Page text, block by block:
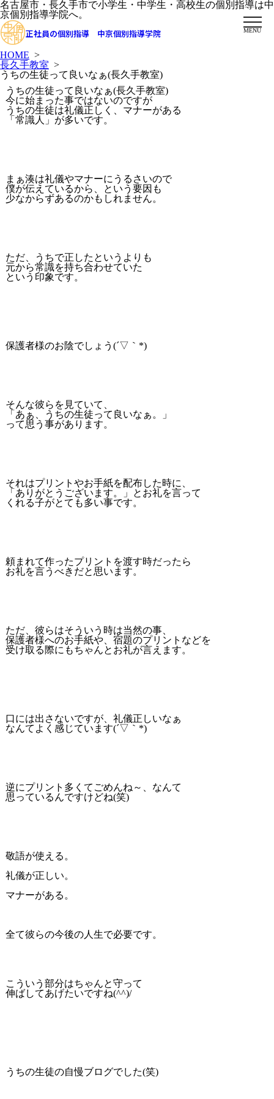
名古屋市・長久手市で小学生・中学生・高校生の個別指導は中
京個別指導学院へ。
正社員の個別指導 中京個別指導学院 MENU
HOME >
長久手教室 >
うちの生徒って良いなぁ(長久手教室)
うちの生徒って良いなぁ(長久手教室)
今に始まった事ではないのですが
うちの生徒は礼儀正しく、マナーがある
「常識人」が多いです。
まぁ湊は礼儀やマナーにうるさいので
僕が伝えているから、という要因も
少なからずあるのかもしれません。
ただ、うちで正したというよりも
元から常識を持ち合わせていた
という印象です。
保護者様のお陰でしょう(´▽｀*)
そんな彼らを見ていて、
「あぁ、うちの生徒って良いなぁ。」
って思う事があります。
それはプリントやお手紙を配布した時に、
「ありがとうございます。」とお礼を言って
くれる子がとても多い事です。
頼まれて作ったプリントを渡す時だったら
お礼を言うべきだと思います。
ただ、彼らはそういう時は当然の事、
保護者様へのお手紙や、宿題のプリントなどを
受け取る際にもちゃんとお礼が言えます。
口には出さないですが、礼儀正しいなぁ
なんてよく感じています(´▽｀*)
逆にプリント多くてごめんね～、なんて
思っているんですけどね(笑)
敬語が使える。
礼儀が正しい。
マナーがある。
全て彼らの今後の人生で必要です。
こういう部分はちゃんと守って
伸ばしてあげたいですね(^^)/
うちの生徒の自慢ブログでした(笑)